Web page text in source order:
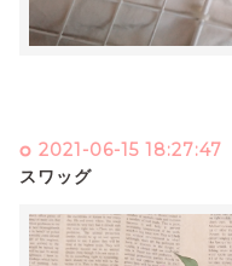
2021-06-15 18:27:47
スワッグ